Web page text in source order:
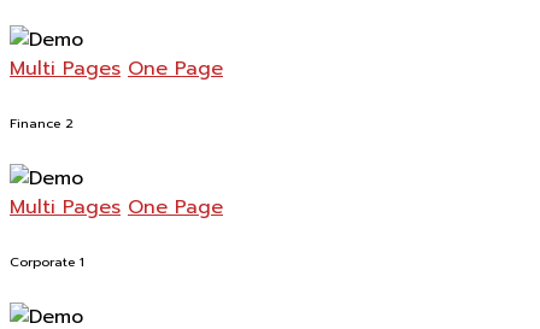
Multi Pages One Page
Finance 2
Multi Pages One Page
Corporate 1